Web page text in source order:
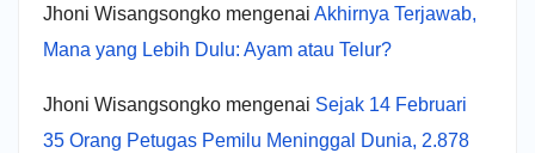
Jhoni Wisangsongko mengenai Akhirnya Terjawab,
Mana yang Lebih Dulu: Ayam atau Telur?
Jhoni Wisangsongko mengenai Sejak 14 Februari
35 Orang Petugas Pemilu Meninggal Dunia, 2.878